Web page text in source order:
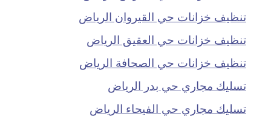
تنظيف خزانات حي القيروان الرياض
تنظيف خزانات حي العقيق الرياض
تنظيف خزانات حي الصحافة الرياض
تسليك مجاري حي بدر الرياض
تسليك مجاري حي الفيحاء الرياض